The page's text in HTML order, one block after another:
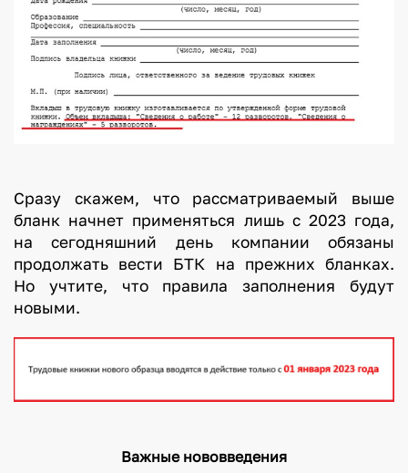
Сразу скажем, что рассматриваемый выше
бланк начнет применяться лишь с 2023 года,
на сегодняшний день компании обязаны
продолжать вести БТК на прежних бланках.
Но учтите, что правила заполнения будут
новыми.
Важные нововведения